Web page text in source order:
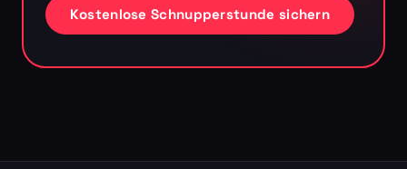
Kostenlose Schnupperstunde sichern